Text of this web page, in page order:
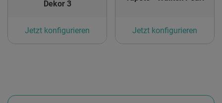
Dekor 3
Jetzt konfigurieren Jetzt konfigurieren